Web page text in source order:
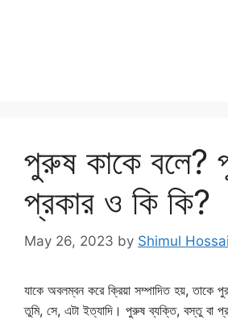
পুরুষ কাকে
প্রকার ও কি কি?
May 26, 2023 by Shimul
যাকে অবলম্বন করে ক্রিয়া সম্পাদিত হয়, তাকে
তুমি, সে, এটা ইত্যাদি। পুরুষ ব্যক্তি, বস্তু বা